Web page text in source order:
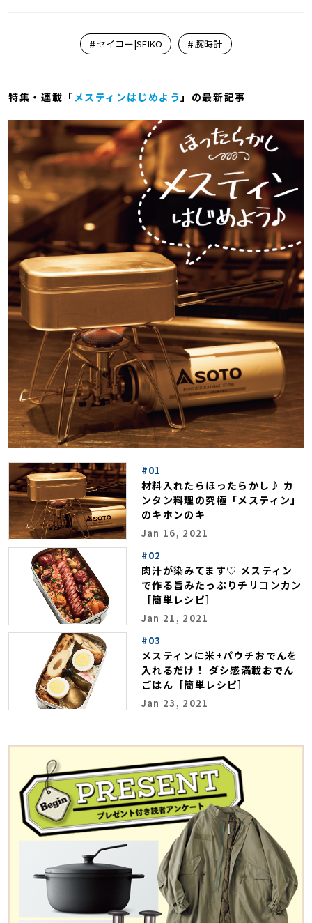
# セイコー|SEIKO #腕時計
特集・連載「 メスティンはじめよう 」の最新記事
#01
材料入れたらほったらかし♪ カ
ンタン料理の究極「メスティン」
のキホンのキ
Jan 16, 2021
#02
肉汁が染みてます♡ メスティン
で作る旨みたっぷりチリコンカン
［簡単レシピ］
Jan 21, 2021
#03
メスティンに米+パウチおでんを
入れるだけ！ ダシ感満載おでん
ごはん［簡単レシピ］
Jan 23, 2021